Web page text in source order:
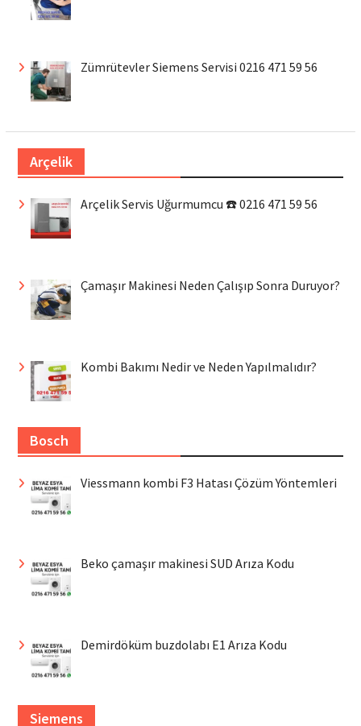
Zümrütevler Siemens Servisi 0216 471 59 56
Arçelik
Arçelik Servis Uğurmumcu ☎️ 0216 471 59 56
Çamaşır Makinesi Neden Çalışıp Sonra Duruyor?
Kombi Bakımı Nedir ve Neden Yapılmalıdır?
Bosch
Viessmann kombi F3 Hatası Çözüm Yöntemleri
Beko çamaşır makinesi SUD Arıza Kodu
Demirdöküm buzdolabı E1 Arıza Kodu
Siemens